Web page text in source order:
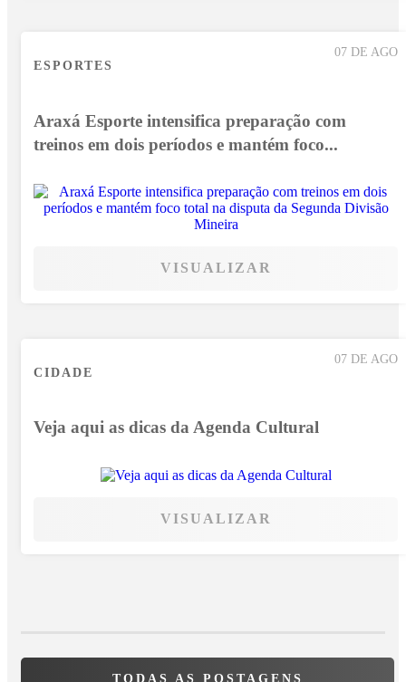
07 DE AGO
ESPORTES
Araxá Esporte intensifica preparação com
treinos em dois períodos e mantém foco...
VISUALIZAR
07 DE AGO
CIDADE
Veja aqui as dicas da Agenda Cultural
VISUALIZAR
TODAS AS POSTAGENS